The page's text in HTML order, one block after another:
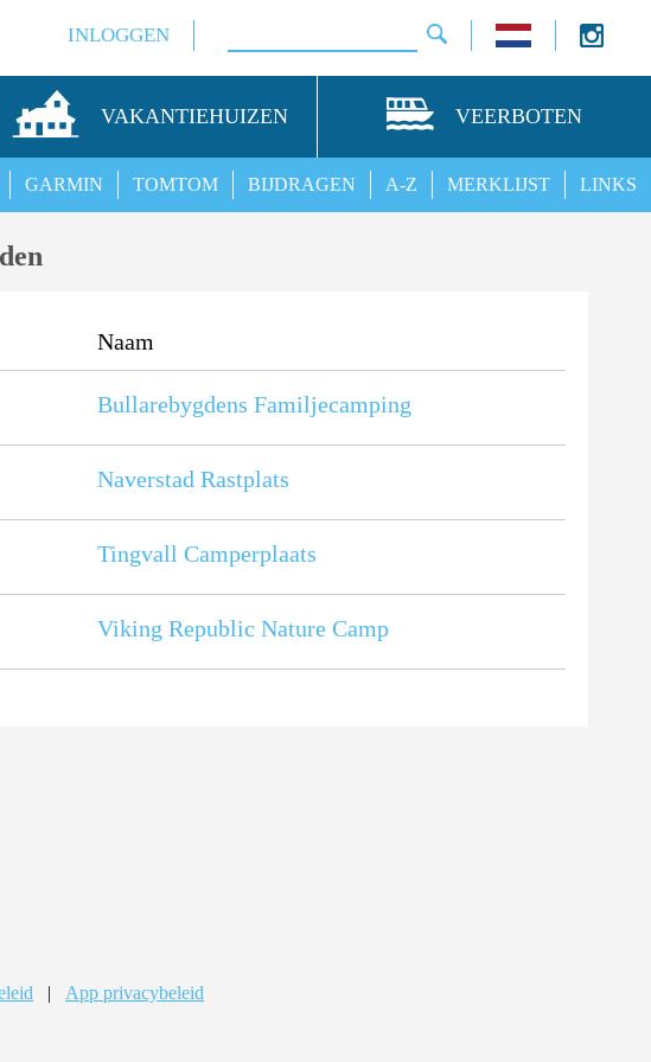
INLOGGEN
VAKANTIEHUIZEN VEERBOTEN
LINKS
MERKLIJST
A-Z
BIJDRAGEN
TOMTOM
GARMIN
Naam
Bullarebygdens Familjecamping
Naverstad Rastplats
Tingvall Camperplaats
Viking Republic Nature Camp
| App privacybeleid